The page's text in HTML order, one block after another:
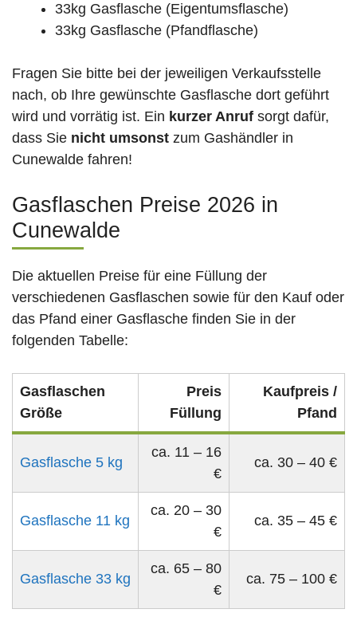
33kg Gasflasche (Eigentumsflasche)
33kg Gasflasche (Pfandflasche)
Fragen Sie bitte bei der jeweiligen Verkaufsstelle
nach, ob Ihre gewünschte Gasflasche dort geführt
wird und vorrätig ist. Ein kurzer Anruf sorgt dafür,
dass Sie nicht umsonst zum Gashändler in
Cunewalde fahren!
Gasflaschen Preise 2026 in
Cunewalde
Die aktuellen Preise für eine Füllung der
verschiedenen Gasflaschen sowie für den Kauf oder
das Pfand einer Gasflasche finden Sie in der
folgenden Tabelle:
Gasflaschen
Größe
Preis
Füllung
Kaufpreis /
Pfand
Gasflasche 5 kg
ca. 11 – 16
€
ca. 30 – 40 €
Gasflasche 11 kg
ca. 20 – 30
€
ca. 35 – 45 €
Gasflasche 33 kg
ca. 65 – 80
€
ca. 75 – 100 €